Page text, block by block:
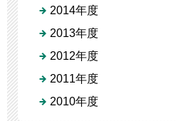
2014年度
2013年度
2012年度
2011年度
2010年度